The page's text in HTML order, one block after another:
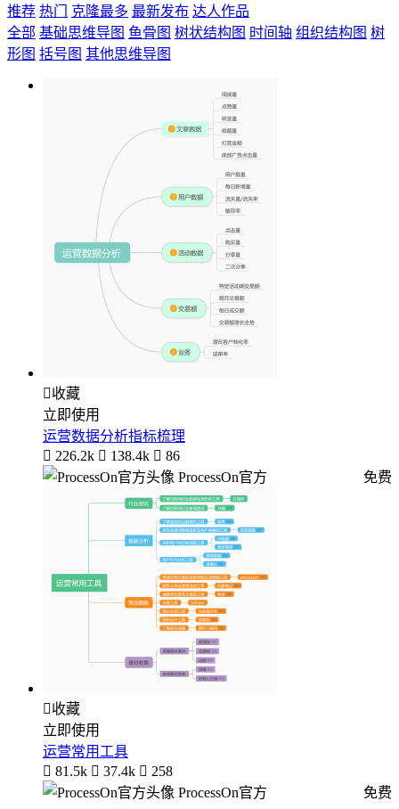
推荐 热门 克隆最多 最新发布 达人作品
全部 基础思维导图 鱼骨图 树状结构图 时间轴 组织结构图 树
形图 括号图 其他思维导图
收藏
立即使用
运营数据分析指标梳理
 226.2k  138.4k  86
ProcessOn官方
免费
收藏
立即使用
运营常用工具
 81.5k  37.4k  258
ProcessOn官方
免费